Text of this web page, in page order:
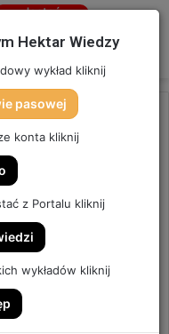
Jesteś
Hektar Wiedzy
wykład kliknij
pasowej
konta kliknij
z Portalu kliknij
wykładów kliknij